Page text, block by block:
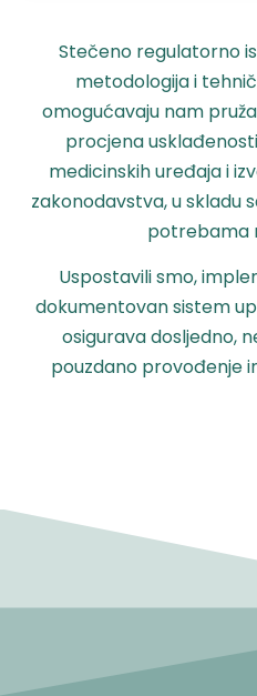
Stečeno regulatorno
metodologija i
omogućavaju nam
procjena
medicinskih uređaja i
zakonodavstva, u skladu
potrebama
Uspostavili smo,
dokumentovan sistem
osigurava dosljedno,
pouzdano provođenje